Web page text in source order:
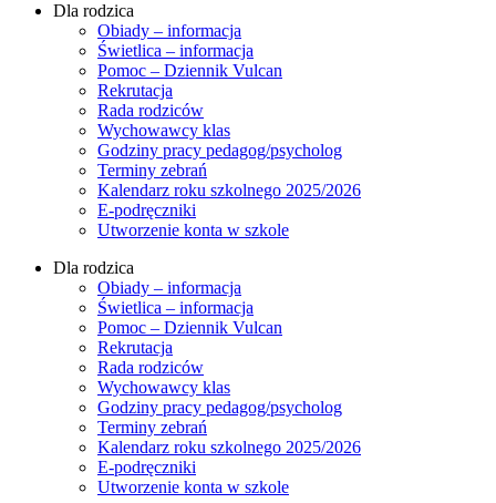
Dla rodzica
Obiady – informacja
Świetlica – informacja
Pomoc – Dziennik Vulcan
Rekrutacja
Rada rodziców
Wychowawcy klas
Godziny pracy pedagog/psycholog
Terminy zebrań
Kalendarz roku szkolnego 2025/2026
E-podręczniki
Utworzenie konta w szkole
Dla rodzica
Obiady – informacja
Świetlica – informacja
Pomoc – Dziennik Vulcan
Rekrutacja
Rada rodziców
Wychowawcy klas
Godziny pracy pedagog/psycholog
Terminy zebrań
Kalendarz roku szkolnego 2025/2026
E-podręczniki
Utworzenie konta w szkole